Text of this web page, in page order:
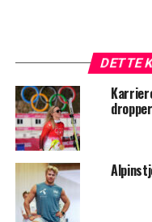
DETTE